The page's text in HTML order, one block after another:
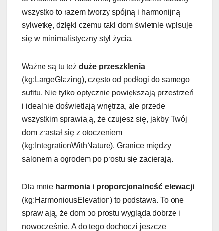
wszystko to razem tworzy spójną i harmonijną
sylwetkę, dzięki czemu taki dom świetnie wpisuje
się w minimalistyczny styl życia.
Ważne są tu też duże przeszklenia
(kg:LargeGlazing), często od podłogi do samego
sufitu. Nie tylko optycznie powiększają przestrzeń
i idealnie doświetlają wnętrza, ale przede
wszystkim sprawiają, że czujesz się, jakby Twój
dom zrastał się z otoczeniem
(kg:IntegrationWithNature). Granice między
salonem a ogrodem po prostu się zacierają.
Dla mnie harmonia i proporcjonalność elewacji
(kg:HarmoniousElevation) to podstawa. To one
sprawiają, że dom po prostu wygląda dobrze i
nowocześnie. A do tego dochodzi jeszcze